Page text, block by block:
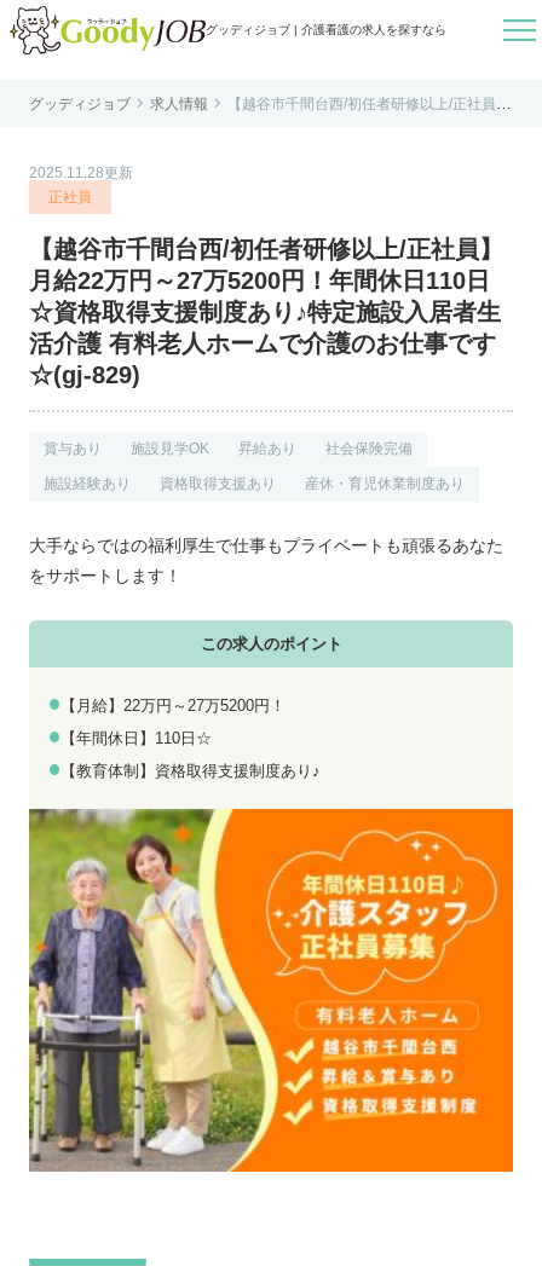
グッディジョブ | 介護看護の求人を探すなら 
はじめての方へ
個人情報保護方針
利用規約
お知らせ
お電話でのお問い合わせ
平日 9:00～18:00
0800-555-1109
メールでのお問い合わせ
無料お仕事相談
グッディジョブ  求人情報 
【越谷市千間台西/初任者研修以上/正社員】
2025.11.28更新
正社員
【越谷市千間台西/初任者研修以上/正社員】
月給22万円～27万5200円！年間休日110日
☆資格取得支援制度あり♪特定施設入居者生
活介護 有料老人ホームで介護のお仕事です
☆(gj-829)
賞与あり 施設見学OK 昇給あり 社会保険完備
施設経験あり 資格取得支援あり 産休・育児休業制度あり
大手ならではの福利厚生で仕事もプライベートも頑張るあなた
をサポートします！
この求人のポイント
【月給】22万円～27万5200円！
【年間休日】110日☆
【教育体制】資格取得支援制度あり♪